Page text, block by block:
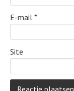
E-mail *
Site